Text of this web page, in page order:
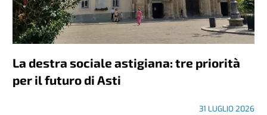
La destra sociale astigiana: tre priorità
per il futuro di Asti
31 LUGLIO 2026